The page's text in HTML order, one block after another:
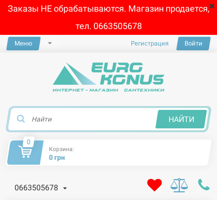
Заказы НЕ обрабатываются. Магазин продается,
тел. 0663505678
Меню Регистрация Войти
НАЙТИ
0
Корзина:
0 грн
0663505678